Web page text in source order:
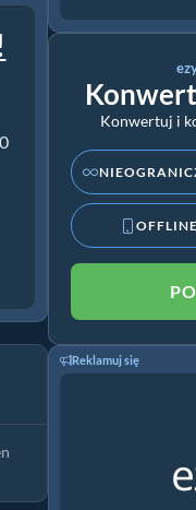
Konwertuj i
OFFLINE
Reklamuj się